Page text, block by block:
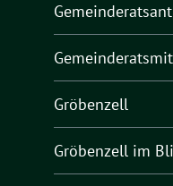
Gröbenzell
Gröbenzell im